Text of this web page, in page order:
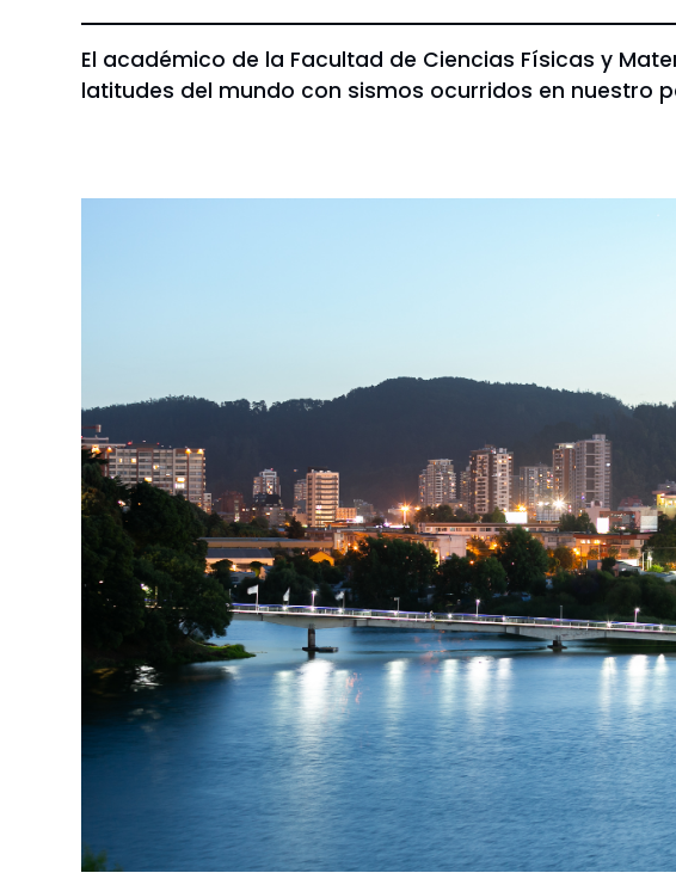
El académico de la Facultad de Ciencias Físicas y
latitudes del mundo con sismos ocurridos en nuestro